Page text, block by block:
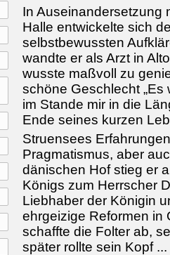
In Auseinandersetzung
Halle entwickelte sich
selbstbewussten
wandte er als Arzt in
wusste maßvoll zu
schöne Geschlecht „Es
im Stande mir in die
Ende seines kurzen
Struensees
Pragmatismus, aber
dänischen Hof stieg er
Königs zum Herrscher
Liebhaber der Königin
ehrgeizige Reformen in
schaffte die Folter ab,
später rollte sein Kopf ...